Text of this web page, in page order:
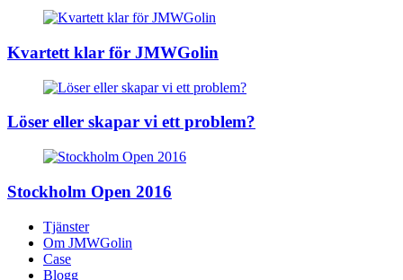
Kvartett klar för JMWGolin
Löser eller skapar vi ett problem?
Stockholm Open 2016
Tjänster
Om JMWGolin
Case
Blogg